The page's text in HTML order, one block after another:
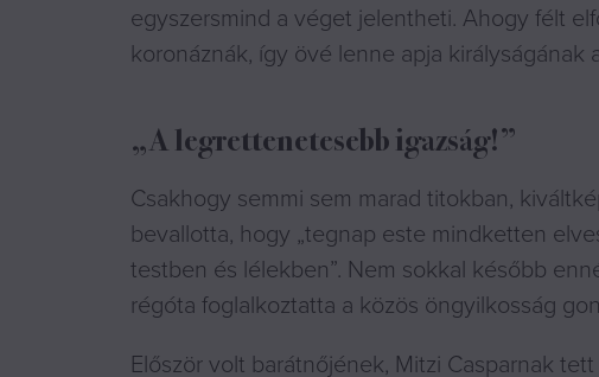
egyszersmind a véget jelentheti. Ahogy félt
koronáznák, így övé lenne apja királyságának
„A legrettenetesebb igazság!”
Csakhogy semmi sem marad titokban,
bevallotta, hogy „tegnap este mindketten
testben és lélekben”. Nem sokkal később
régóta foglalkoztatta a közös öngyilkosság
Először volt barátnőjének, Mitzi Casparnak